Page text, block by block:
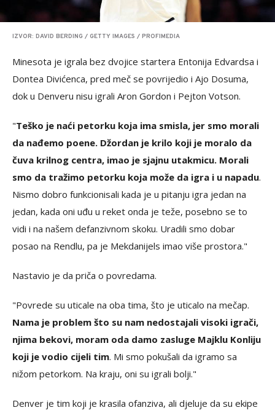
IZVOR: DAVID BERDING / GETTY IMAGES / PROFIMEDIA
Minesota je igrala bez dvojice startera Entonija Edvardsa i
Dontea Divićenca, pred meč se povrijedio i Ajo Dosuma,
dok u Denveru nisu igrali Aron Gordon i Pejton Votson.
"Teško je naći petorku koja ima smisla, jer smo morali
da nađemo poene. Džordan je krilo koji je moralo da
čuva krilnog centra, imao je sjajnu utakmicu. Morali
smo da tražimo petorku koja može da igra i u napadu.
Nismo dobro funkcionisali kada je u pitanju igra jedan na
jedan, kada oni uđu u reket onda je teže, posebno se to
vidi i na našem defanzivnom skoku. Uradili smo dobar
posao na Rendlu, pa je Mekdanijels imao više prostora."
Nastavio je da priča o povredama.
"Povrede su uticale na oba tima, što je uticalo na mečap.
Nama je problem što su nam nedostajali visoki igrači,
njima bekovi, moram oda damo zasluge Majklu Konliju
koji je vodio cijeli tim. Mi smo pokušali da igramo sa
nižom petorkom. Na kraju, oni su igrali bolji."
Denver je tim koji je krasila ofanziva, ali djeluje da su ekipe